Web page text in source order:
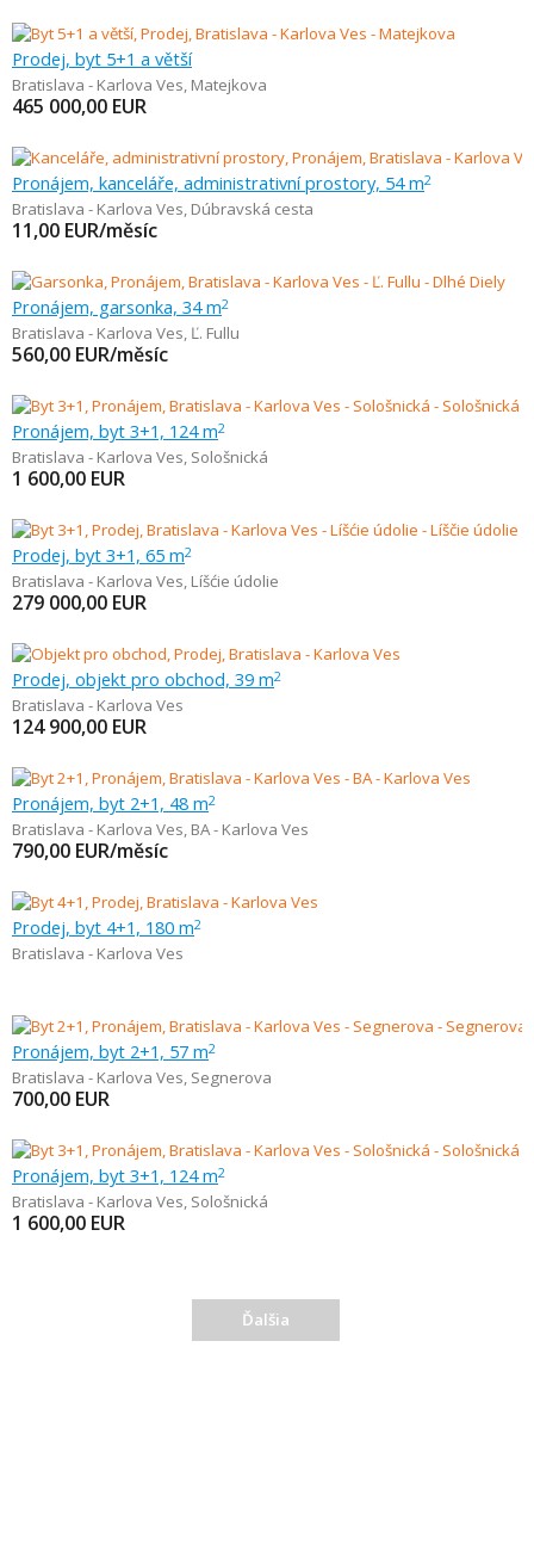
Prodej, byt 5+1 a větší
Bratislava - Karlova Ves, Matejkova
465 000,00 EUR
Pronájem, kanceláře, administrativní prostory, 54 m2
Bratislava - Karlova Ves, Dúbravská cesta
11,00 EUR/měsíc
Pronájem, garsonka, 34 m2
Bratislava - Karlova Ves, Ľ. Fullu
560,00 EUR/měsíc
Pronájem, byt 3+1, 124 m2
Bratislava - Karlova Ves, Sološnická
1 600,00 EUR
Prodej, byt 3+1, 65 m2
Bratislava - Karlova Ves, Líšćie údolie
279 000,00 EUR
Prodej, objekt pro obchod, 39 m2
Bratislava - Karlova Ves
124 900,00 EUR
Pronájem, byt 2+1, 48 m2
Bratislava - Karlova Ves, BA - Karlova Ves
790,00 EUR/měsíc
Prodej, byt 4+1, 180 m2
Bratislava - Karlova Ves
Pronájem, byt 2+1, 57 m2
Bratislava - Karlova Ves, Segnerova
700,00 EUR
Pronájem, byt 3+1, 124 m2
Bratislava - Karlova Ves, Sološnická
1 600,00 EUR
Ďalšia